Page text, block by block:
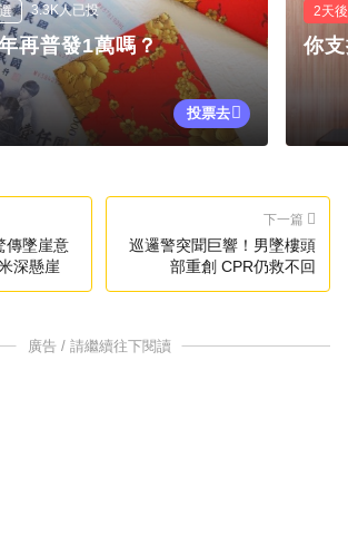
3.3K人已投
再普發1萬嗎？
投票去
2天
你
傳墜崖意
深懸崖
下一篇
巡邏警突聞巨響！男墜樓頭
部重創 CPR仍救不回
廣告 / 請繼續往下閱讀